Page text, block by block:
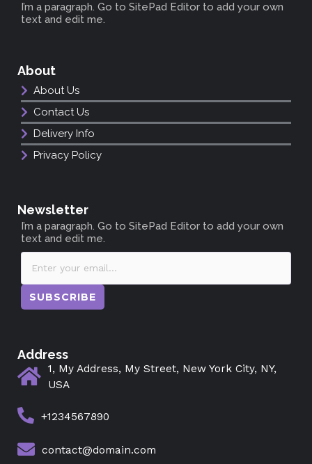
I’m a paragraph. Go to SitePad Editor to add your own
text and edit me.
About
About Us
Contact Us
Delivery Info
Privacy Policy
Newsletter
I’m a paragraph. Go to SitePad Editor to add your own
text and edit me.
SUBSCRIBE
Address
1, My Address, My Street, New York City, NY,
USA
+1234567890
contact@domain.com